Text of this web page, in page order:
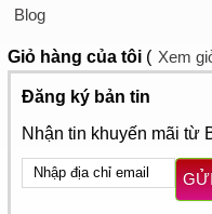
Blog
Giỏ hàng của tôi ( Xem
Đăng ký bản tin
Nhận tin khuyến mãi từ